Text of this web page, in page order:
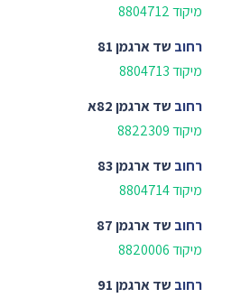
מיקוד 8804712
רחוב שד ארגמן 81
מיקוד 8804713
רחוב שד ארגמן 82א
מיקוד 8822309
רחוב שד ארגמן 83
מיקוד 8804714
רחוב שד ארגמן 87
מיקוד 8820006
רחוב שד ארגמן 91